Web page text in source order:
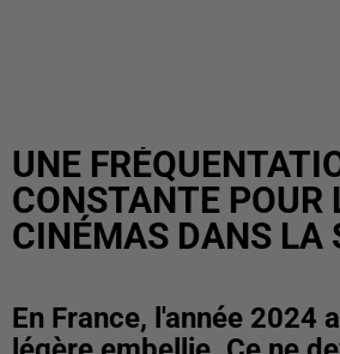
UNE
CONSTANTE POUR
CINÉMAS DANS LA
En France, l'année 2024